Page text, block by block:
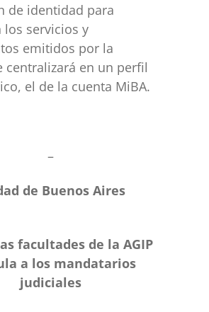
de identidad para
los servicios y
emitidos por la
centralizará en un perfil
el de la cuenta MiBA.
–
de Buenos Aires
facultades de la AGIP
a los mandatarios
judiciales